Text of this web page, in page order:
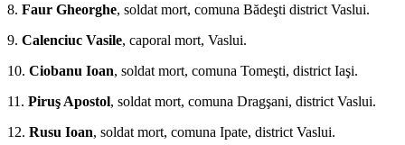
8. Faur Gheorghe, soldat mort, comuna Bădeşti district Vaslui.
9. Calenciuc Vasile, caporal mort, Vas­lui.
10. Ciobanu Ioan, soldat mort, comuna Tomeşti, district Iaşi.
11. Piruş Apostol, sol­dat mort, comuna Dragşani, district Vaslui.
12. Rusu Ioan, soldat mort, comuna Ipate, district Vaslui.